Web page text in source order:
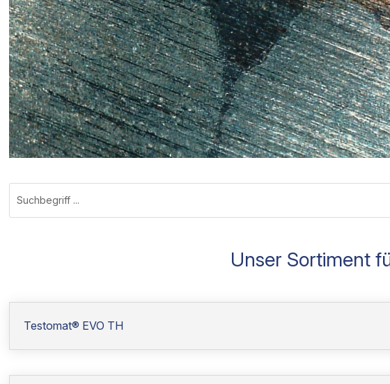
nach:
Unser Sortiment
Testomat® EVO TH